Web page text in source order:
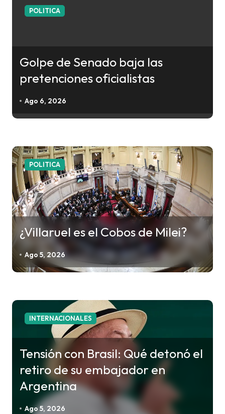
t
a
d
a
s
POLITICA
Golpe de Senado baja las
pretenciones oficialistas
Ago 6, 2026
POLITICA
¿Villaruel es el Cobos de Milei?
Ago 5, 2026
INTERNACIONALES
Tensión con Brasil: Qué detonó el
retiro de su embajador en
Argentina
Ago 5, 2026